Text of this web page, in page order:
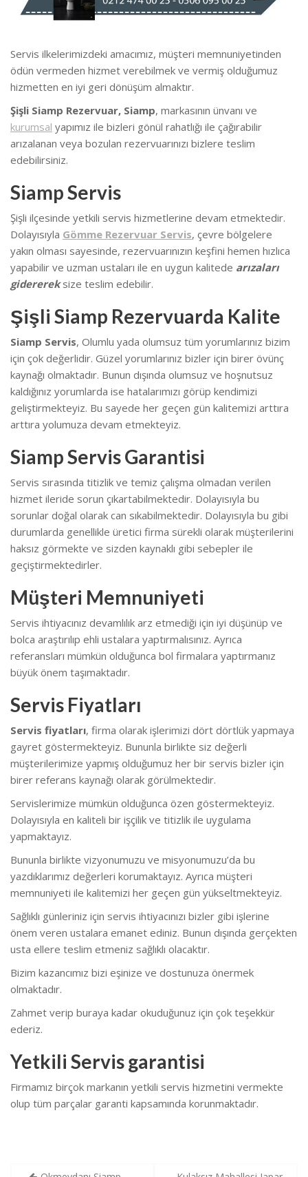
Servis ilkelerimizdeki amacımız, müşteri memnuniyetinden
ödün vermeden hizmet verebilmek ve vermiş olduğumuz
hizmetten en iyi geri dönüşüm almaktır.
Şişli Siamp Rezervuar, Siamp, markasının ünvanı ve
kurumsal yapımız ile bizleri gönül rahatlığı ile çağırabilir
arızalanan veya bozulan rezervuarınızı bizlere teslim
edebilirsiniz.
Siamp Servis
Şişli ilçesinde yetkili servis hizmetlerine devam etmektedir.
Dolayısıyla Gömme Rezervuar Servis, çevre bölgelere
yakın olması sayesinde, rezervuarınızın keşfini hemen hızlıca
yapabilir ve uzman ustaları ile en uygun kalitede arızaları
giderereksize teslim edebilir.
Şişli Siamp Rezervuarda Kalite
Siamp Servis, Olumlu yada olumsuz tüm yorumlarınız bizim
için çok değerlidir. Güzel yorumlarınız bizler için birer övünç
kaynağı olmaktadır. Bunun dışında olumsuz ve hoşnutsuz
kaldığınız yorumlarda ise hatalarımızı görüp kendimizi
geliştirmekteyiz. Bu sayede her geçen gün kalitemizi arttıra
arttıra yolumuza devam etmekteyiz.
Siamp Servis Garantisi
Servis sırasında titizlik ve temiz çalışma olmadan verilen
hizmet ileride sorun çıkartabilmektedir. Dolayısıyla bu
sorunlar doğal olarak can sıkabilmektedir. Dolayısıyla bu gibi
durumlarda genellikle üretici firma sürekli olarak müşterilerini
haksız görmekte ve sizden kaynaklı gibi sebepler ile
geçiştirmektedirler.
Müşteri Memnuniyeti
Servis ihtiyacınız devamlılık arz etmediği için iyi düşünüp ve
bolca araştırılıp ehli ustalara yaptırmalısınız. Ayrıca
referansları mümkün olduğunca bol firmalara yaptırmanız
büyük önem taşımaktadır.
Servis Fiyatları
Servis fiyatları, firma olarak işlerimizi dört dörtlük yapmaya
gayret göstermekteyiz. Bununla birlikte siz değerli
müşterilerimize yapmış olduğumuz her bir servis bizler için
birer referans kaynağı olarak görülmektedir.
Servislerimize mümkün olduğunca özen göstermekteyiz.
Dolayısıyla en kaliteli bir işçilik ve titizlik ile uygulama
yapmaktayız.
Bununla birlikte vizyonumuzu ve misyonumuzu’da bu
yazdıklarımız değerleri korumaktayız. Ayrıca müşteri
memnuniyeti ile kalitemizi her geçen gün yükseltmekteyiz.
Sağlıklı günleriniz için servis ihtiyacınızı bizler gibi işlerine
önem veren ustalara emanet ediniz. Bunun dışında gerçekten
usta ellere teslim etmeniz sağlıklı olacaktır.
Bizim kazancımız bizi eşinize ve dostunuza önermek
olmaktadır.
Zahmet verip buraya kadar okuduğunuz için çok teşekkür
ederiz.
Yetkili Servis garantisi
Firmamız birçok markanın yetkili servis hizmetini vermekte
olup tüm parçalar garanti kapsamında korunmaktadır.